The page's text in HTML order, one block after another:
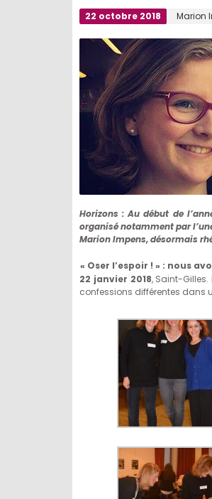
22 octobre 2018 Marion
Horizons : Au début de
organisé notamment par
Marion Impens, désormais
« Oser l’espoir ! » : nous
22 janvier 2018, Saint-
confessions différentes dans